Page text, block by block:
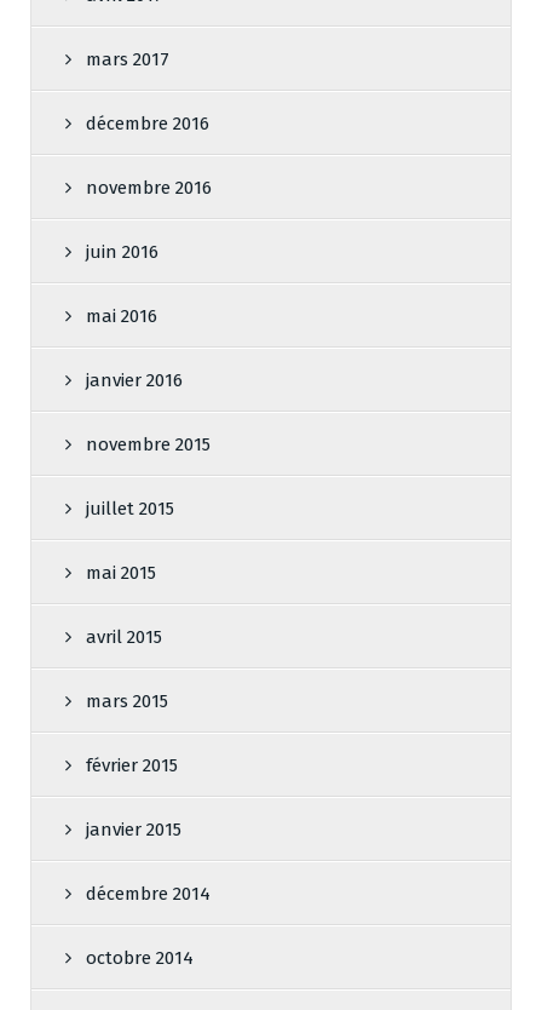
mars 2017
décembre 2016
novembre 2016
juin 2016
mai 2016
janvier 2016
novembre 2015
juillet 2015
mai 2015
avril 2015
mars 2015
février 2015
janvier 2015
décembre 2014
octobre 2014